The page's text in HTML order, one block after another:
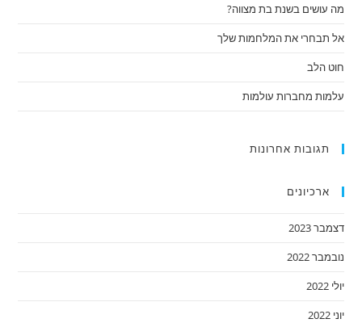
מה עושים בשנת בת מצווה?
אל תבחרי את המלחמות שלך
חוט הלב
עלמות מחברות עולמות
תגובות אחרונות
ארכיונים
דצמבר 2023
נובמבר 2022
יולי 2022
יוני 2022